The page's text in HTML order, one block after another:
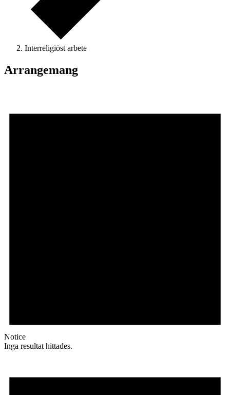
Interreligiöst arbete
Arrangemang
Notice
Inga resultat hittades.